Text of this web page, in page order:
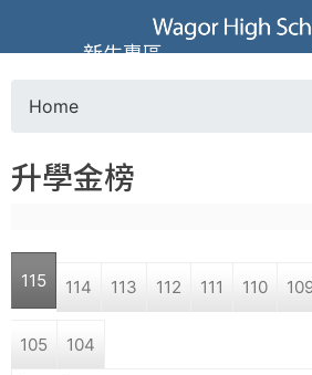
Jump to
葳
格
高
中
學
o
u
a
r
Home
升學金榜
115 114 113 112 111 110
105 104
新生專區